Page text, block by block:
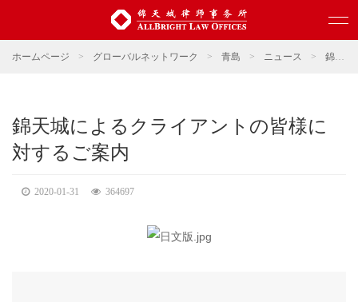
ホームページ > グローバルネットワーク > 青島 > ニュース > 錦天城ニュース
錦天城によるクライアントの皆様に
対するご案内
2020-01-31 364697